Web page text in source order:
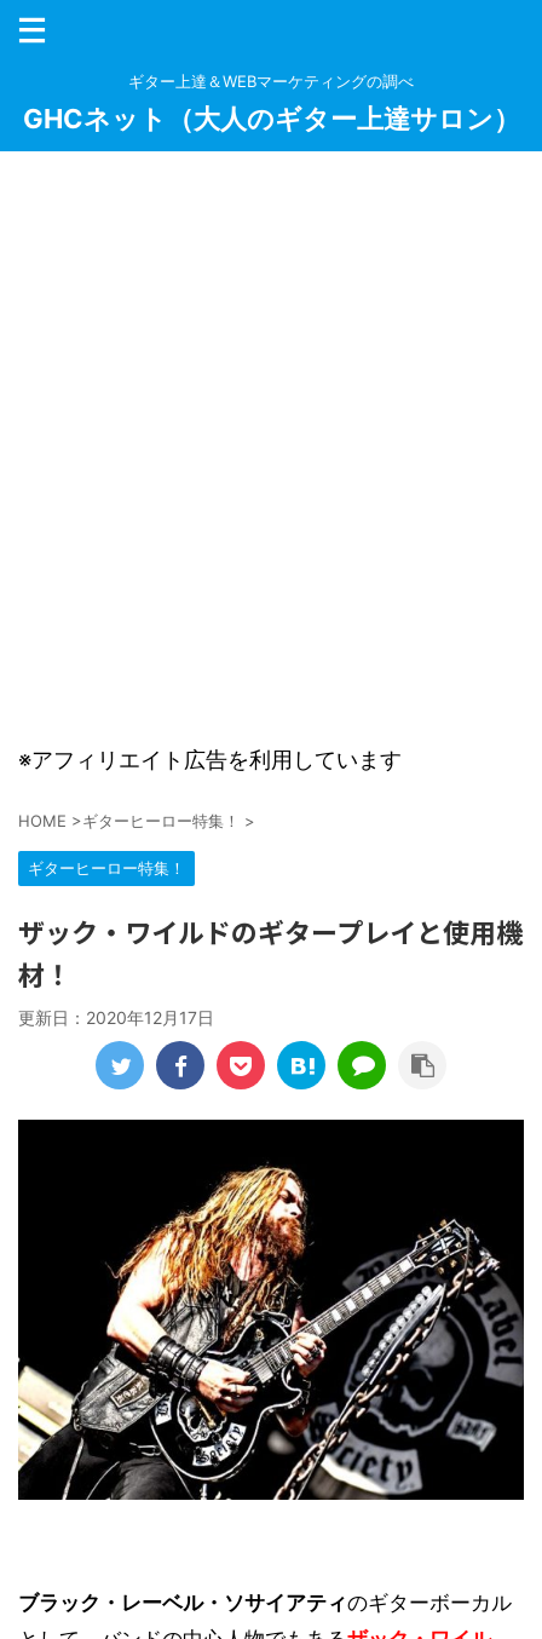
ギター上達＆WEBマーケティングの調べ
GHCネット（大人のギター上達サロン）
※アフィリエイト広告を利用しています
HOME >ギターヒーロー特集！ >
ギターヒーロー特集！
ザック・ワイルドのギタープレイと使用機
材！
更新日： 2020年12月17日
ブラック・レーベル・ソサイアティのギターボーカル